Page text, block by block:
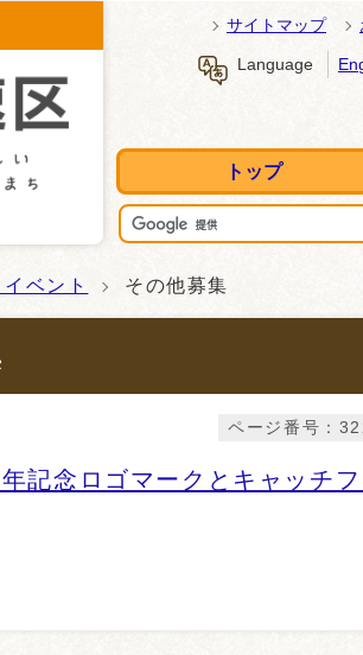
サイトマップ
Language
トップ
ベント その他募集
ページ番号：
記念ロゴマークとキャッチ